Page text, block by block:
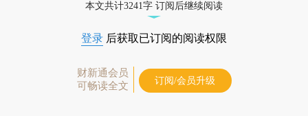
本文共计3241字 订阅后继续阅读
登录 后获取已订阅的阅读权限
财新通会员
可畅读全文
订阅/会员升级